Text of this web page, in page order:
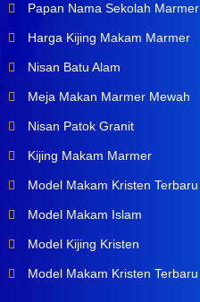
Papan Nama Sekolah Marmer
Harga Kijing Makam Marmer
Nisan Batu Alam
Meja Makan Marmer Mewah
Nisan Patok Granit
Kijing Makam Marmer
Model Makam Kristen Terbaru
Model Makam Islam
Model Kijing Kristen
Model Makam Kristen Terbaru